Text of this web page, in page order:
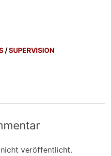
/SUPERVISION
veröffentlicht.